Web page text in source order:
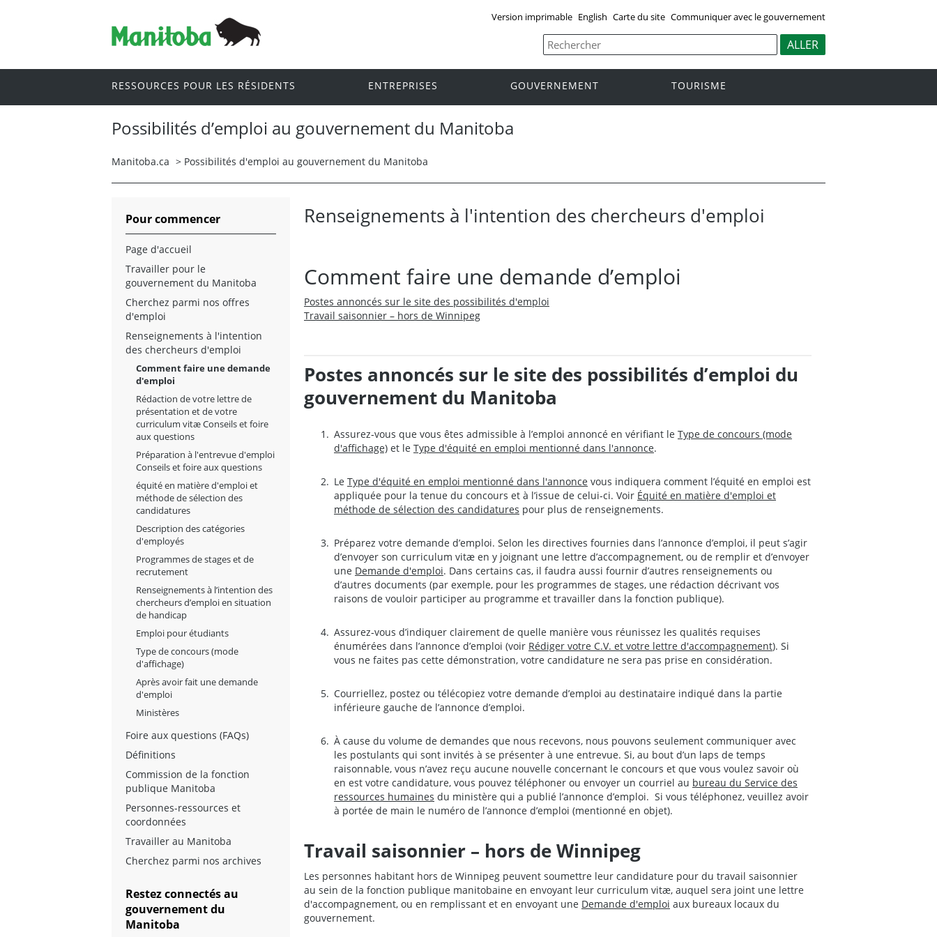
Version imprimable English Carte du site Communiquer avec le gouvernement
RESSOURCES POUR LES RÉSIDENTS ENTREPRISES GOUVERNEMENT TOURISME
Possibilités d’emploi au gouvernement du Manitoba
Manitoba.ca > Possibilités d'emploi au gouvernement du Manitoba
Renseignements à l'intention des chercheurs d'emploi
Comment faire une demande d’emploi
Postes annoncés sur le site des possibilités d'emploi
Travail saisonnier – hors de Winnipeg
Postes annoncés sur le site des possibilités d’emploi du
gouvernement du Manitoba
Assurez‑vous que vous êtes admissible à l’emploi annoncé en vérifiant le Type de concours (mode
d'affichage) et le Type d'équité en emploi mentionné dans l'annonce.
Le Type d'équité en emploi mentionné dans l'annonce vous indiquera comment l’équité en emploi est
appliquée pour la tenue du concours et à l’issue de celui‑ci. Voir Équité en matière d'emploi et
méthode de sélection des candidatures pour plus de renseignements.
Préparez votre demande d’emploi. Selon les directives fournies dans l’annonce d’emploi, il peut s’agir
d’envoyer son curriculum vitæ en y joignant une lettre d’accompagnement, ou de remplir et d’envoyer
une Demande d'emploi. Dans certains cas, il faudra aussi fournir d’autres renseignements ou
d’autres documents (par exemple, pour les programmes de stages, une rédaction décrivant vos
raisons de vouloir participer au programme et travailler dans la fonction publique).
Assurez‑vous d’indiquer clairement de quelle manière vous réunissez les qualités requises
énumérées dans l’annonce d’emploi (voir Rédiger votre C.V. et votre lettre d'accompagnement). Si
vous ne faites pas cette démonstration, votre candidature ne sera pas prise en considération.
Courriellez, postez ou télécopiez votre demande d’emploi au destinataire indiqué dans la partie
inférieure gauche de l’annonce d’emploi.
À cause du volume de demandes que nous recevons, nous pouvons seulement communiquer avec
les postulants qui sont invités à se présenter à une entrevue. Si, au bout d’un laps de temps
raisonnable, vous n’avez reçu aucune nouvelle concernant le concours et que vous voulez savoir où
en est votre candidature, vous pouvez téléphoner ou envoyer un courriel au bureau du Service des
ressources humaines du ministère qui a publié l’annonce d’emploi. Si vous téléphonez, veuillez avoir
à portée de main le numéro de l’annonce d’emploi (mentionné en objet).
Travail saisonnier – hors de Winnipeg
Les personnes habitant hors de Winnipeg peuvent soumettre leur candidature pour du travail saisonnier
au sein de la fonction publique manitobaine en envoyant leur curriculum vitæ, auquel sera joint une lettre
d'accompagnement, ou en remplissant et en envoyant une Demande d'emploi aux bureaux locaux du
gouvernement.
Pour commencer
Page d'accueil
Travailler pour le
gouvernement du Manitoba
Cherchez parmi nos offres
d'emploi
Renseignements à l'intention
des chercheurs d'emploi
Comment faire une demande
d'emploi
Rédaction de votre lettre de
présentation et de votre
curriculum vitæ Conseils et foire
aux questions
Préparation à l'entrevue d'emploi
Conseils et foire aux questions
équité en matière d'emploi et
méthode de sélection des
candidatures
Description des catégories
d'employés
Programmes de stages et de
recrutement
Renseignements à l’intention des
chercheurs d’emploi en situation
de handicap
Emploi pour étudiants
Type de concours (mode
d'affichage)
Après avoir fait une demande
d'emploi
Ministères
Foire aux questions (FAQs)
Définitions
Commission de la fonction
publique Manitoba
Personnes-ressources et
coordonnées
Travailler au Manitoba
Cherchez parmi nos archives
Restez connectés au
gouvernement du
Manitoba